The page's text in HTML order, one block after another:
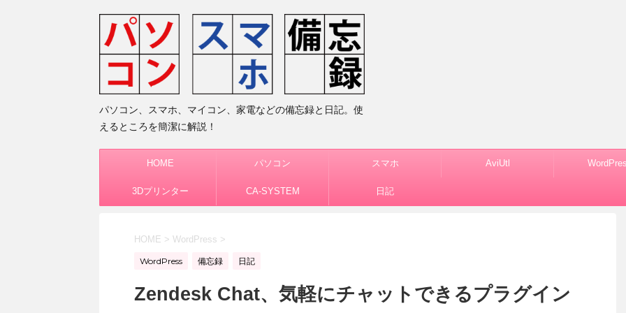
パソコン、スマホ、マイコン、家電などの備忘録と日記。使
えるところを簡潔に解説！
HOME パソコン スマホ AviUtl
3Dプリンター CA-SYSTEM 日記
HOME > WordPress >
WordPress 備忘録 日記
Zendesk Chat、気軽にチャットできるプラグイン